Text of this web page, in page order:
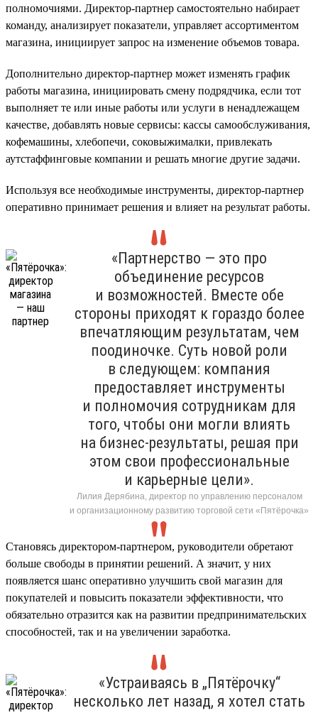
полномочиями. Директор-партнер самостоятельно набирает
команду, анализирует показатели, управляет ассортиментом
магазина, инициирует запрос на изменение объемов товара.
Дополнительно директор-партнер может изменять график
работы магазина, инициировать смену подрядчика, если тот
выполняет те или иные работы или услуги в ненадлежащем
качестве, добавлять новые сервисы: кассы самообслуживания,
кофемашины, хлебопечи, соковыжималки, привлекать
аутстаффинговые компании и решать многие другие задачи.
Используя все необходимые инструменты, директор-партнер
оперативно принимает решения и влияет на результат работы.
«Партнерство — это про
объединение ресурсов
и возможностей. Вместе обе
стороны приходят к гораздо более
впечатляющим результатам, чем
поодиночке. Суть новой роли
в следующем: компания
предоставляет инструменты
и полномочия сотрудникам для
того, чтобы они могли влиять
на бизнес-результаты, решая при
этом свои профессиональные
и карьерные цели».
Лилия Дерябина, директор по управлению персоналом
и организационному развитию торговой сети «Пятёрочка»
Становясь директором-партнером, руководители обретают
больше свободы в принятии решений. А значит, у них
появляется шанс оперативно улучшить свой магазин для
покупателей и повысить показатели эффективности, что
обязательно отразится как на развитии предпринимательских
способностей, так и на увеличении заработка.
«Устраиваясь в „Пятёрочку“
несколько лет назад, я хотел стать